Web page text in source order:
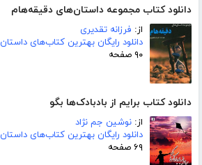
دانلود کتاب مجموعه داستان‌های دقیقه‌هام
از: فرزانه تقدیری
دانلود رایگان بهترین کتاب‌های داستان
۹۰ صفحه
دانلود کتاب برایم از بادبادک‌ها بگو
از: نوشین جم نژاد
دانلود رایگان بهترین کتاب‌های داستان
۶۹ صفحه